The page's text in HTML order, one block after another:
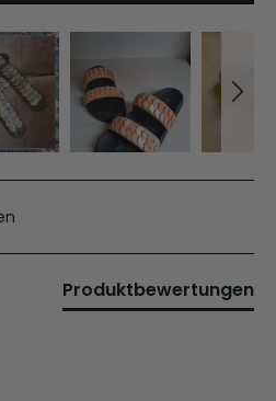
Produktbewertungen